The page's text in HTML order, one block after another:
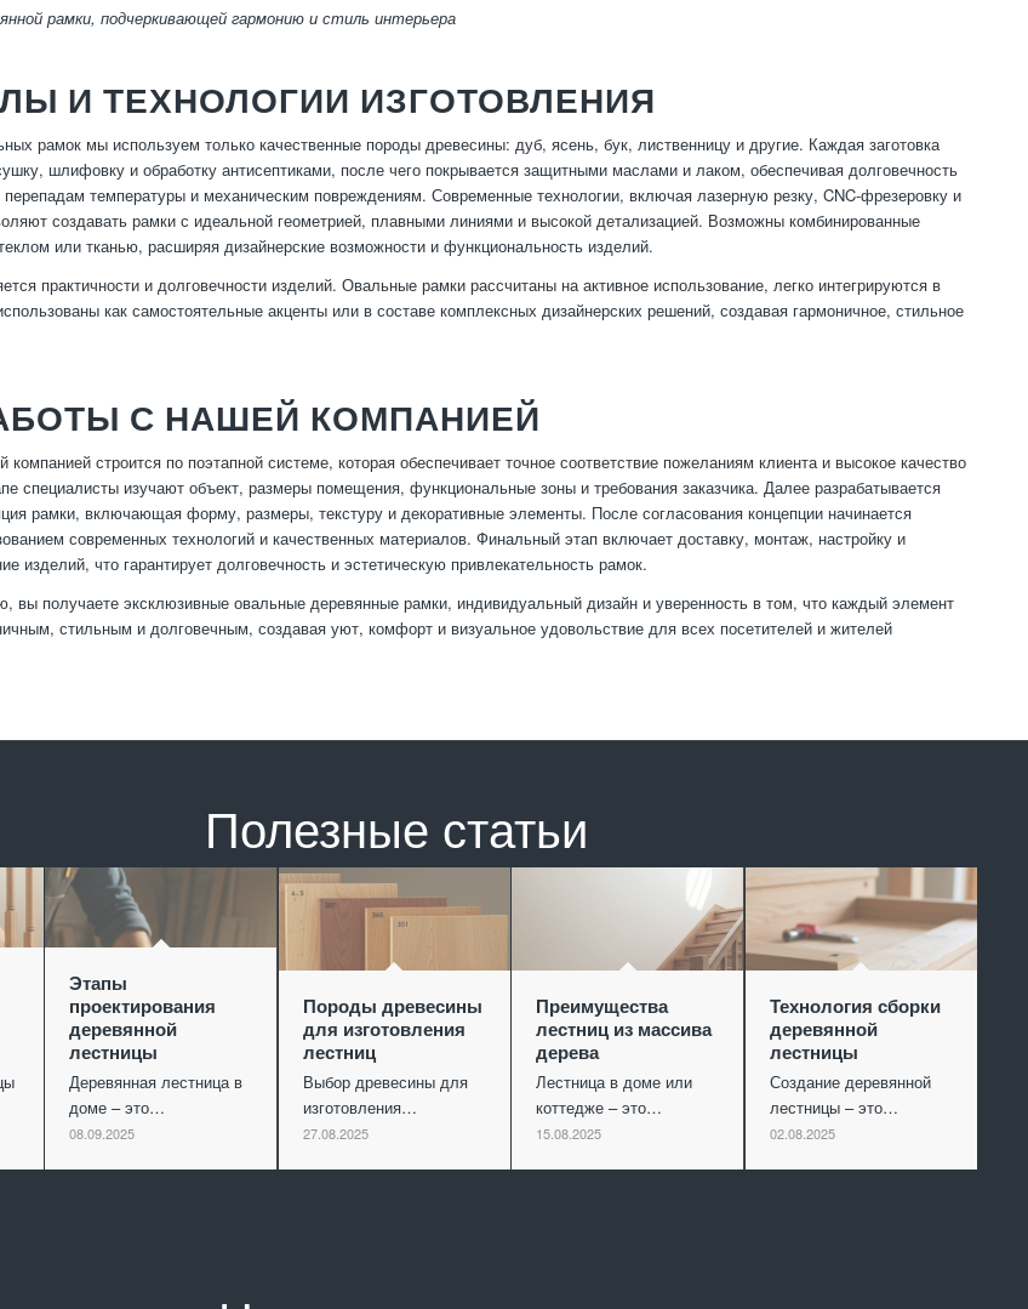
рамки, подчеркивающей гармонию и стиль интерьера
И ТЕХНОЛОГИИ ИЗГОТОВЛЕНИЯ
рамок мы используем только качественные породы древесины: дуб, ясень, бук, лиственницу и другие. Каждая заготовка
шлифовку и обработку антисептиками, после чего покрывается защитными маслами и лаком, обеспечивая долговечность
перепадам температуры и механическим повреждениям. Современные технологии, включая лазерную резку, CNC-фрезеровку и
создавать рамки с идеальной геометрией, плавными линиями и высокой детализацией. Возможны комбинированные
или тканью, расширяя дизайнерские возможности и функциональность изделий.
практичности и долговечности изделий. Овальные рамки рассчитаны на активное использование, легко интегрируются в
как самостоятельные акценты или в составе комплексных дизайнерских решений, создавая гармоничное, стильное
С НАШЕЙ КОМПАНИЕЙ
компанией строится по поэтапной системе, которая обеспечивает точное соответствие пожеланиям клиента и высокое качество
специалисты изучают объект, размеры помещения, функциональные зоны и требования заказчика. Далее разрабатывается
рамки, включающая форму, размеры, текстуру и декоративные элементы. После согласования концепции начинается
современных технологий и качественных материалов. Финальный этап включает доставку, монтаж, настройку и
изделий, что гарантирует долговечность и эстетическую привлекательность рамок.
вы получаете эксклюзивные овальные деревянные рамки, индивидуальный дизайн и уверенность в том, что каждый элемент
стильным и долговечным, создавая уют, комфорт и визуальное удовольствие для всех посетителей и жителей
Полезные статьи
Этапы
проектирования
деревянной
лестницы
Деревянная лестница в
доме – это…
08.09.2025
Породы древесины
для изготовления
лестниц
Выбор древесины для
изготовления…
27.08.2025
Преимущества
лестниц из массива
дерева
Лестница в доме или
коттедже – это…
15.08.2025
Технология сборки
деревянной
лестницы
Создание деревянной
лестницы – это…
02.08.2025